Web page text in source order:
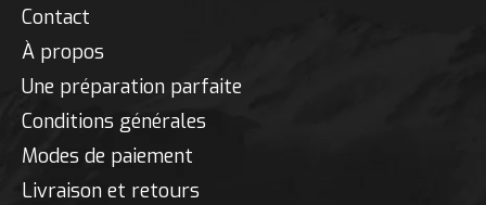
Contact
À propos
Une préparation parfaite
Conditions générales
Modes de paiement
Livraison et retours